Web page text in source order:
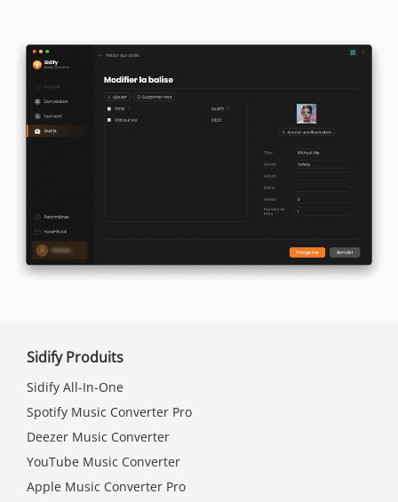
Sidify Produits
Sidify All-In-One
Spotify Music Converter Pro
Deezer Music Converter
YouTube Music Converter
Apple Music Converter Pro